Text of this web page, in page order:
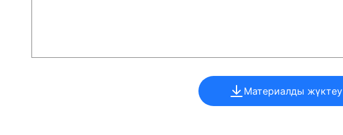
Материалды жүктеу